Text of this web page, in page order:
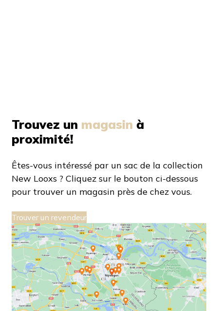
Trouvez un magasin à
proximité!
Êtes-vous intéressé par un sac de la collection
New Looxs ? Cliquez sur le bouton ci-dessous
pour trouver un magasin près de chez vous.
Trouver un revendeur